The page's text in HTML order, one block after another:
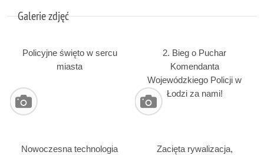
Galerie zdjęć
Policyjne święto w sercu
miasta
2. Bieg o Puchar
Komendanta
Wojewódzkiego Policji w
Łodzi za nami!
Nowoczesna technologia
Zacięta rywalizacja,